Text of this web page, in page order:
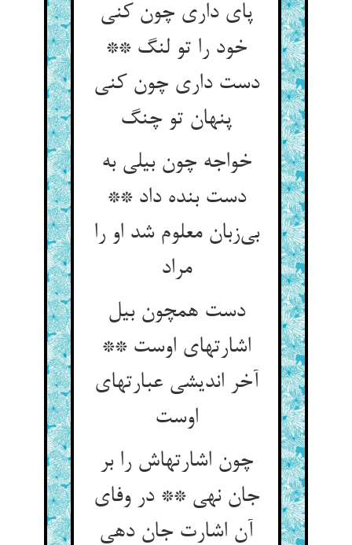
پای داری چون کنی
خود را تو لنگ **
دست داری چون کنی
خواجه چون بیلی به
دست بنده داد **
بی‌‌زبان معلوم شد او را
مراد
دست همچون بیل
اشارتهای اوست **
آخر اندیشی عبارتهای
اوست‌‌
چون اشارتهاش را بر
جان نهی ** در وفای